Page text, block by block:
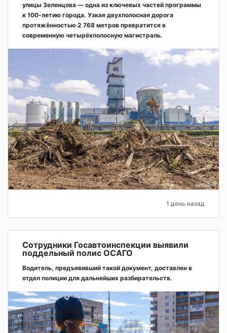
улицы Зеленцова — одна из ключевых частей программы
к 100-летию города. Узкая двухполосная дорога
протяжённостью 2 768 метров превратится в
современную четырёхполосную магистраль.
1 день назад
Сотрудники Госавтоинспекции выявили
поддельный полис ОСАГО
Водитель, предъявивший такой документ, доставлен в
отдел полиции для дальнейших разбирательств.